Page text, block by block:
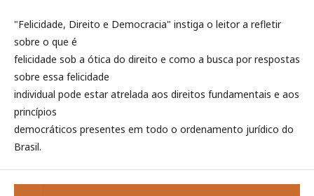
"Felicidade, Direito e Democracia" instiga o leitor a refletir
sobre o que é
felicidade sob a ótica do direito e como a busca por respostas
sobre essa felicidade
individual pode estar atrelada aos direitos fundamentais e aos
princípios
democráticos presentes em todo o ordenamento jurídico do
Brasil.